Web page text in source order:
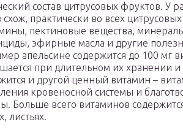
состав цитрусовых фруктов. У
схож, практически во всех
пектиновые вещества,
эфирные масла и другие
апельсине содержится до 100 мг
при длительном их хранении
и другой ценный витамин –
кровеносной системы и
Больше всего витаминов
листьях.